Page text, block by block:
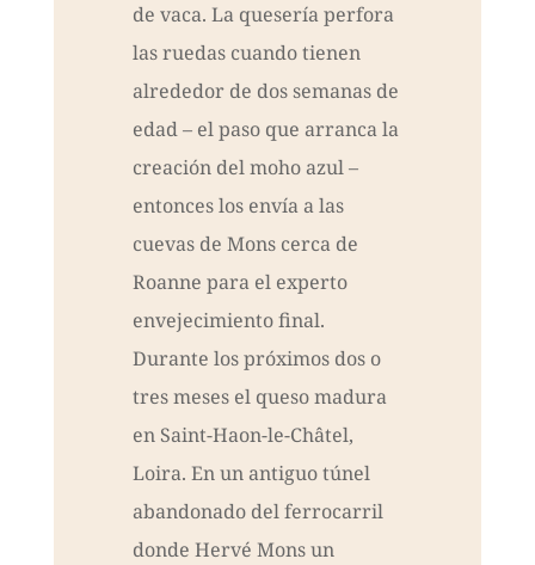
de vaca. La quesería perfora
las ruedas cuando tienen
alrededor de dos semanas de
edad – el paso que arranca la
creación del moho azul –
entonces los envía a las
cuevas de Mons cerca de
Roanne para el experto
envejecimiento final.
Durante los próximos dos o
tres meses el queso madura
en Saint-Haon-le-Châtel,
Loira. En un antiguo túnel
abandonado del ferrocarril
donde Hervé Mons un